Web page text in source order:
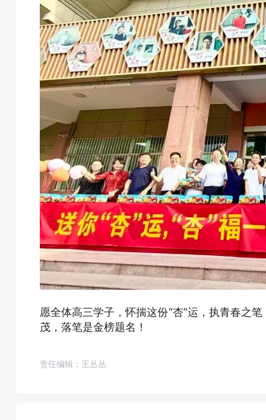
愿全体高三学子，怀揣这份“杏”运，执青春之
茂，落笔是金榜题名！
责任编辑：王丛丛